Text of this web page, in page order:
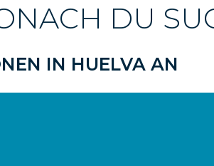
DU
IN HUELVA AN